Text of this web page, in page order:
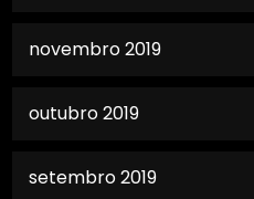
novembro 2019
outubro 2019
setembro 2019